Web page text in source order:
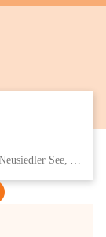
Eisenstädter Straße 18, 7091 Breitenbrunn am Neusiedler See, AUT